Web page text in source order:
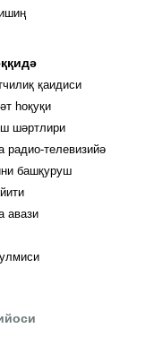
қаидиси
һоқуқи
шәртлири
радио-телевизийә
башқуруш
авази